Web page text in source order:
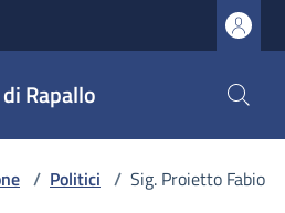
Rapallo
/ Politici / Sig. Proietto Fabio